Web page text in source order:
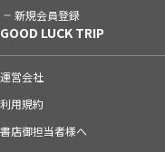
新規会員登録
GOOD LUCK TRIP
運営会社
利用規約
書店御担当者様へ